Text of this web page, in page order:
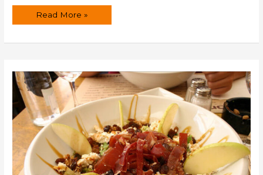
Propiedades
la
Read More »